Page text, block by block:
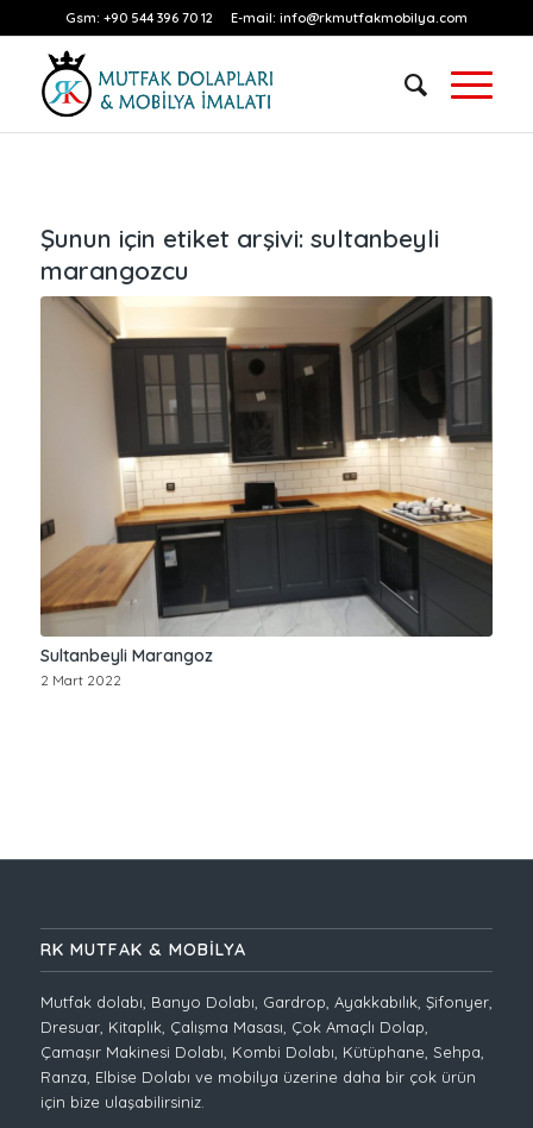
Gsm: +90 544 396 70 12 E-mail: info@rkmutfakmobilya.com
Şunun için etiket arşivi: sultanbeyli
marangozcu
Sultanbeyli Marangoz
2 Mart 2022
RK MUTFAK & MOBİLYA
Mutfak dolabı, Banyo Dolabı, Gardrop, Ayakkabılık, Şifonyer,
Dresuar, Kitaplık, Çalışma Masası, Çok Amaçlı Dolap,
Çamaşır Makinesi Dolabı, Kombi Dolabı, Kütüphane, Sehpa,
Ranza, Elbise Dolabı ve mobilya üzerine daha bir çok ürün
için bize ulaşabilirsiniz.